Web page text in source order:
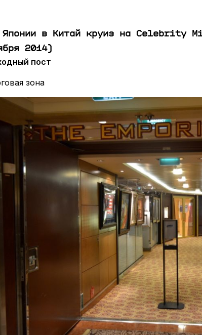
Японии в Китай круиз на Celebrity
2014)
пост
зона